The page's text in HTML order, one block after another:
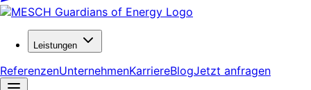
Leistungen
ReferenzenUnternehmenKarriereBlogJetzt anfragen